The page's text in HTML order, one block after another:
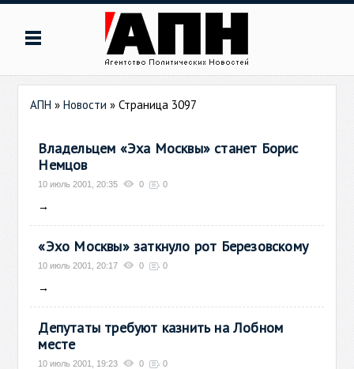
АПН »Новости » Страница 3097
Владельцем «Эха Москвы» станет Борис
Немцов
10 июль 2001, 20:35 0 0
→
«Эхо Москвы» заткнуло рот Березовскому
10 июль 2001, 20:17 0 0
→
Депутаты требуют казнить на Лобном
месте
10 июль 2001, 19:23 0 0